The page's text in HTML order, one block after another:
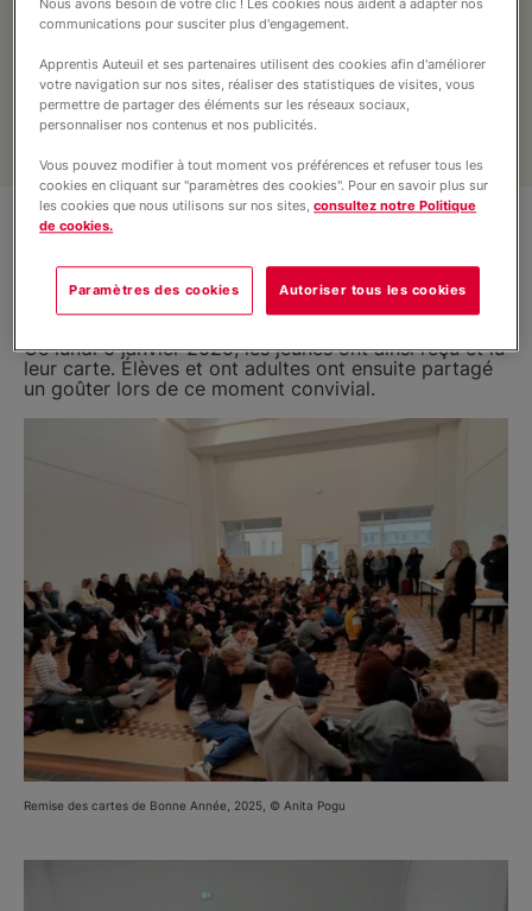
Internat éducatif et scolaire
Vie du site
Informations
Remise des cartes de Bonne Année, 2025, © Anita Pogu
Ce lundi 6 janvier 2025, les jeunes ont ainsi reçu et lu
leur carte. Élèves et ont adultes ont ensuite partagé
un goûter lors de ce moment convivial.
Nous avons besoin de votre clic ! Les cookies nous aident à adapter nos
communications pour susciter plus d'engagement.
Apprentis Auteuil et ses partenaires utilisent des cookies afin d'améliorer
votre navigation sur nos sites, réaliser des statistiques de visites, vous
permettre de partager des éléments sur les réseaux sociaux,
personnaliser nos contenus et nos publicités.
Vous pouvez modifier à tout moment vos préférences et refuser tous les
cookies en cliquant sur "paramètres des cookies". Pour en savoir plus sur
les cookies que nous utilisons sur nos sites,consultez notre Politique
de cookies.
Paramètres des cookies Autoriser tous les cookies